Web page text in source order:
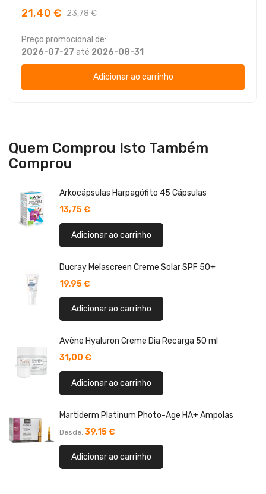
21,40 € 23,78 €
Preço promocional de:
2026-07-27 até 2026-08-31
Adicionar ao carrinho
Quem Comprou Isto Também
Comprou
Arkocápsulas Harpagófito 45 Cápsulas
13,75 €
Adicionar ao carrinho
Ducray Melascreen Creme Solar SPF 50+
19,95 €
Adicionar ao carrinho
Avène Hyaluron Creme Dia Recarga 50 ml
31,00 €
Adicionar ao carrinho
Martiderm Platinum Photo-Age HA+ Ampolas
Desde 39,15 €
Adicionar ao carrinho